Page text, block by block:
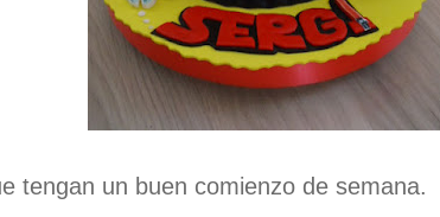
tengan un buen comienzo de semana.